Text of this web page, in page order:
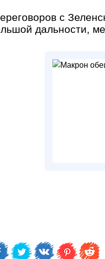
с
дальности,